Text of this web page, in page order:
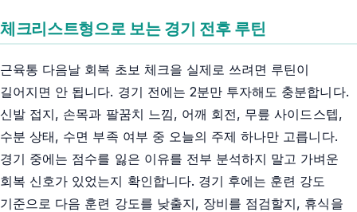
체크리스트형으로 보는 경기 전후 루틴
근육통 다음날 회복 초보 체크을 실제로 쓰려면 루틴이
길어지면 안 됩니다. 경기 전에는 2분만 투자해도 충분합니다.
신발 접지, 손목과 팔꿈치 느낌, 어깨 회전, 무릎 사이드스텝,
수분 상태, 수면 부족 여부 중 오늘의 주제 하나만 고릅니다.
경기 중에는 점수를 잃은 이유를 전부 분석하지 말고 가벼운
회복 신호가 있었는지 확인합니다. 경기 후에는 훈련 강도
기준으로 다음 훈련 강도를 낮출지, 장비를 점검할지, 휴식을